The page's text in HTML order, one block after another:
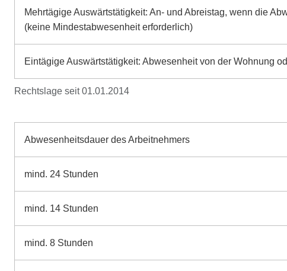
Rechtslage seit 01.01.2014
Mehrtägige Auswärtstätigkeit: An- und Abreistag, wenn die
(keine Mindestabwesenheit erforderlich)
Eintägige Auswärtstätigkeit: Abwesenheit von der Wohnung
Abwesenheitsdauer des Arbeitnehmers
mind. 24 Stunden
mind. 14 Stunden
mind. 8 Stunden